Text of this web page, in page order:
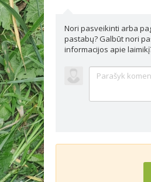
Nori pasveikinti arba
pastabų? Galbūt nori
informacijos apie